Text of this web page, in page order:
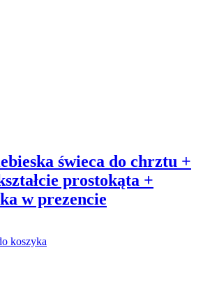
świeca do chrztu +
prostokąta +
w prezencie
koszyka